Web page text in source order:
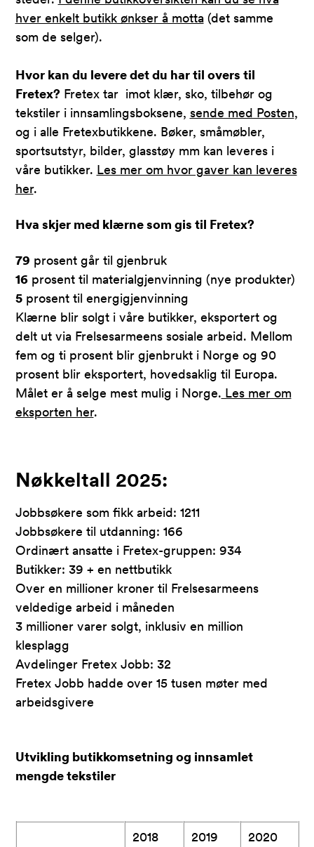
hver enkelt butikk ønkser å motta(det samme
som de selger).
Hvor kan du levere det du har til overs til
Fretex? Fretex tar imot klær, sko, tilbehør og
tekstiler i innsamlingsboksene, sende med Posten,
og i alle Fretexbutikkene. Bøker, småmøbler,
sportsutstyr, bilder, glasstøy mm kan leveres i
våre butikker. Les mer om hvor gaver kan leveres
her.
Hva skjer med klærne som gis til Fretex?
79 prosent går til gjenbruk
16prosent til materialgjenvinning (nye produkter)
5prosent til energigjenvinning
Klærne blir solgt i våre butikker, eksportert og
delt ut via Frelsesarmeens sosiale arbeid. Mellom
fem og ti prosent blir gjenbrukt i Norge og 90
prosent blir eksportert, hovedsaklig til Europa.
Målet er å selge mest mulig i Norge. Les mer om
eksporten her.
Nøkkeltall 2025:
Jobbsøkere som fikk arbeid: 1211
Jobbsøkere til utdanning: 166
Ordinært ansatte i Fretex-gruppen: 934
Butikker: 39 + en nettbutikk
Over en millioner kroner til Frelsesarmeens
veldedige arbeid i måneden
3 millioner varer solgt, inklusiv en million
klesplagg
Avdelinger Fretex Jobb: 32
Fretex Jobb hadde over 15 tusen møter med
arbeidsgivere
Utvikling butikkomsetning og innsamlet
mengde tekstiler
2018 2019 2020